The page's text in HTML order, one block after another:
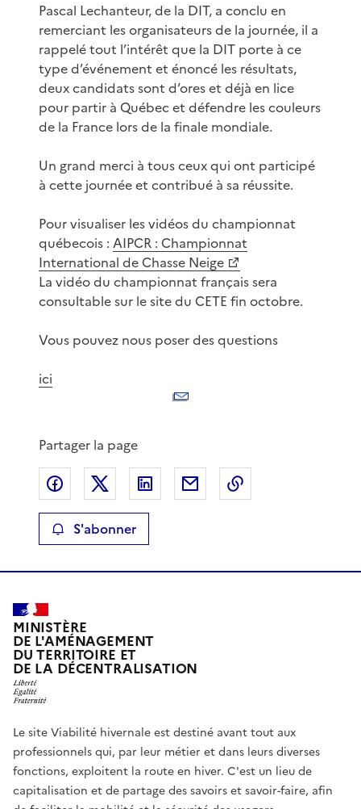
Pascal Lechanteur, de la DIT, a conclu en
remerciant les organisateurs de la journée, il a
rappelé tout l’intérêt que la DIT porte à ce
type d’événement et énoncé les résultats,
deux candidats sont d’ores et déjà en lice
pour partir à Québec et défendre les couleurs
de la France lors de la finale mondiale.
Un grand merci à tous ceux qui ont participé
à cette journée et contribué à sa réussite.
Pour visualiser les vidéos du championnat
québecois : AIPCR : Championnat
International de Chasse Neige
La vidéo du championnat français sera
consultable sur le site du CETE fin octobre.
Vous pouvez nous poser des questions
ici
Partager la page
Partager sur Facebook
Partager sur XPartager sur LinkedIn
Partager par email
S'abonner
MINISTÈRE
DE L'AMÉNAGEMENT
DU TERRITOIRE ET
DE LA DÉCENTRALISATION
Le site Viabilité hivernale est destiné avant tout aux
professionnels qui, par leur métier et dans leurs diverses
fonctions, exploitent la route en hiver. C'est un lieu de
capitalisation et de partage des savoirs et savoir-faire, afin